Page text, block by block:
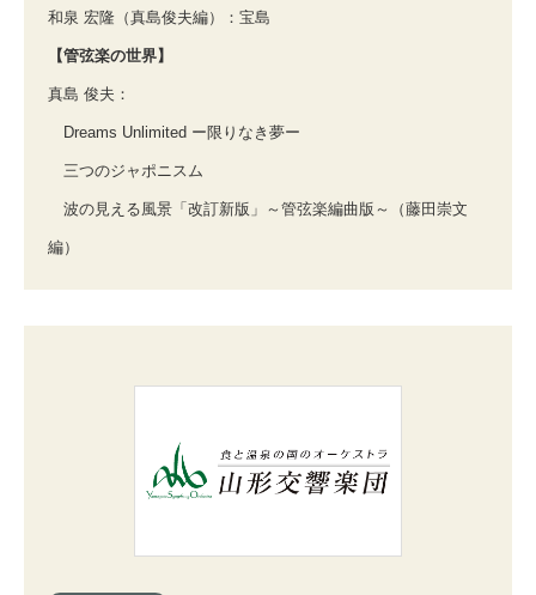
和泉 宏隆（真島俊夫編）：宝島
【管弦楽の世界】
真島 俊夫：
Dreams Unlimited ー限りなき夢ー
三つのジャポニスム
波の見える風景「改訂新版」～管弦楽編曲版～（藤田崇文
編）